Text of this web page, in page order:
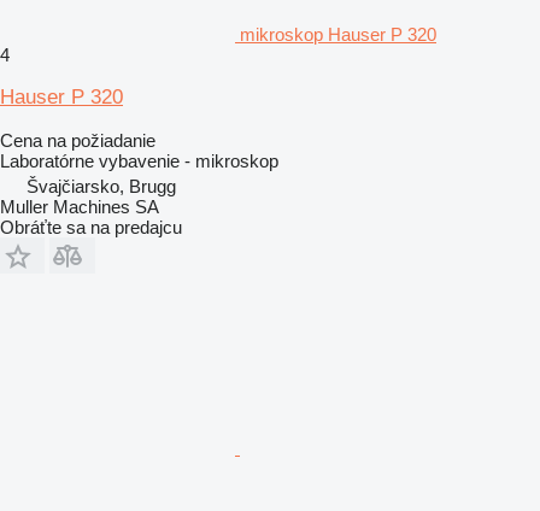
mikroskop Hauser P 320
4
Hauser P 320
Cena na požiadanie
Laboratórne vybavenie - mikroskop
Švajčiarsko, Brugg
Muller Machines SA
Obráťte sa na predajcu